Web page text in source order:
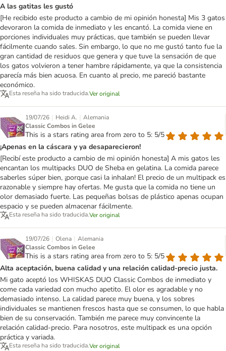
A las gatitas les gustó
[He recibido este producto a cambio de mi opinión honesta] Mis 3 gatos
devoraron la comida de inmediato y les encantó. La comida viene en
porciones individuales muy prácticas, que también se pueden llevar
fácilmente cuando sales. Sin embargo, lo que no me gustó tanto fue la
gran cantidad de residuos que genera y que tuve la sensación de que
los gatos volvieron a tener hambre rápidamente, ya que la consistencia
parecía más bien acuosa. En cuanto al precio, me pareció bastante
económico.
Esta reseña ha sido traducida.Ver original
19/07/26 | Heidi A. | Alemania
Classic Combos in Gelee
This is a stars rating area from zero to 5: 5/5
¡Apenas en la cáscara y ya desaparecieron!
[Recibí este producto a cambio de mi opinión honesta] A mis gatos les
encantan los multipacks DUO de Sheba en gelatina. La comida parece
saberles súper bien, ¡porque casi la inhalan! El precio de un multipack es
razonable y siempre hay ofertas. Me gusta que la comida no tiene un
olor demasiado fuerte. Las pequeñas bolsas de plástico apenas ocupan
espacio y se pueden almacenar fácilmente.
Esta reseña ha sido traducida.Ver original
19/07/26 | Olena | Alemania
Classic Combos in Gelee
This is a stars rating area from zero to 5: 5/5
Alta aceptación, buena calidad y una relación calidad-precio justa.
Mi gato aceptó los WHISKAS DUO Classic Combos de inmediato y
come cada variedad con mucho apetito. El olor es agradable y no
demasiado intenso. La calidad parece muy buena, y los sobres
individuales se mantienen frescos hasta que se consumen, lo que habla
bien de su conservación. También me parece muy convincente la
relación calidad-precio. Para nosotros, este multipack es una opción
práctica y variada.
Esta reseña ha sido traducida.Ver original